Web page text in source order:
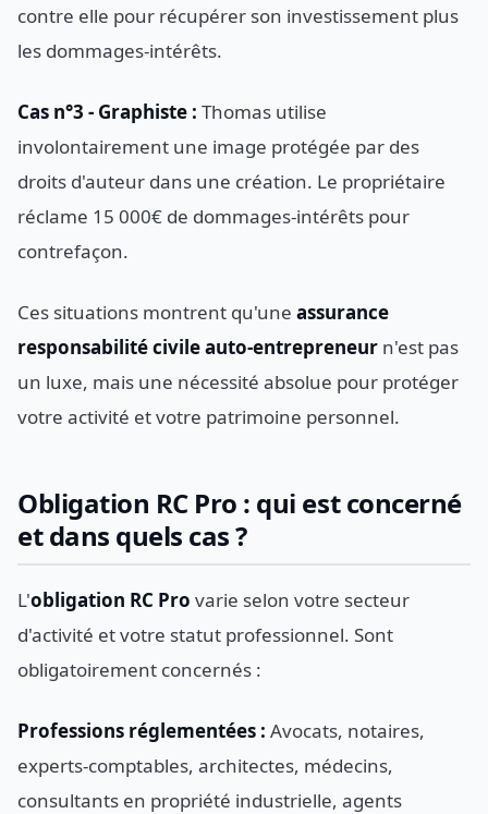
contre elle pour récupérer son investissement plus
les dommages-intérêts.
Cas n°3 - Graphiste : Thomas utilise
involontairement une image protégée par des
droits d'auteur dans une création. Le propriétaire
réclame 15 000€ de dommages-intérêts pour
contrefaçon.
Ces situations montrent qu'une assurance
responsabilité civile auto-entrepreneur n'est pas
un luxe, mais une nécessité absolue pour protéger
votre activité et votre patrimoine personnel.
Obligation RC Pro : qui est concerné
et dans quels cas ?
L'obligation RC Pro varie selon votre secteur
d'activité et votre statut professionnel. Sont
obligatoirement concernés :
Professions réglementées : Avocats, notaires,
experts-comptables, architectes, médecins,
consultants en propriété industrielle, agents